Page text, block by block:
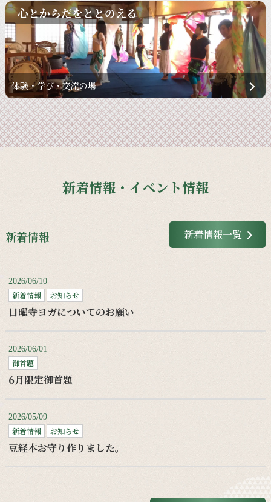
心とからだをととのえる
体験・学び・交流の場
新着情報・イベント情報
新着情報 新着情報一覧
2026/06/10
新着情報 お知らせ
日曜寺ヨガについてのお願い
2026/06/01
御首題
6月限定御首題
2026/05/09
新着情報 お知らせ
豆経本お守り作りました。